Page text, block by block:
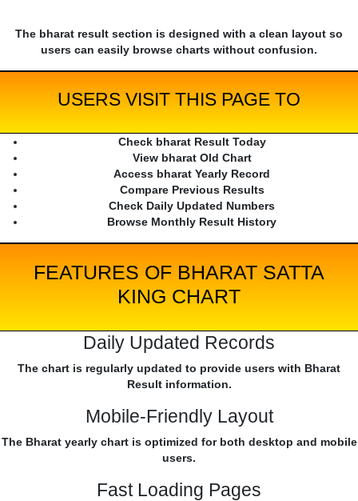
The bharat result section is designed with a clean layout so
users can easily browse charts without confusion.
USERS VISIT THIS PAGE TO
Check bharat Result Today
View bharat Old Chart
Access bharat Yearly Record
Compare Previous Results
Check Daily Updated Numbers
Browse Monthly Result History
FEATURES OF BHARAT SATTA
KING CHART
Daily Updated Records
The chart is regularly updated to provide users with Bharat
Result information.
Mobile-Friendly Layout
The Bharat yearly chart is optimized for both desktop and mobile
users.
Fast Loading Pages